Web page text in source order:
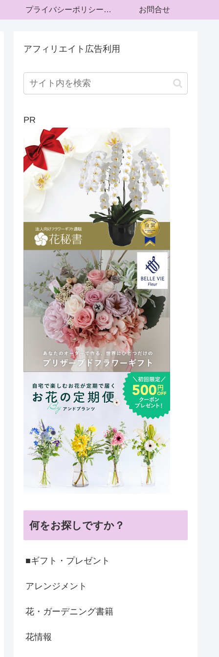
プライバシーポリシー・運営者情報 お問合せ
アフィリエイト広告利用
PR
何をお探しですか？
■ギフト・プレゼント
アレンジメント
花・ガーデニング書籍
花情報